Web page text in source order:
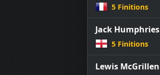
5 Finitions
Jack Humphries
5 Finitions
Lewis McGrillen